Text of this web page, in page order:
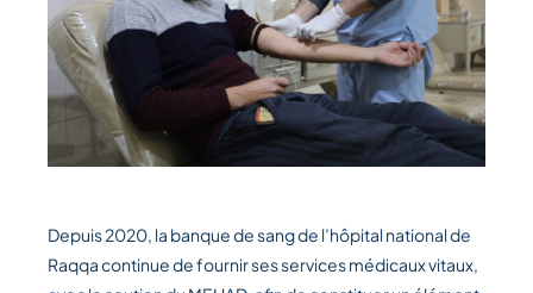
Depuis 2020, la banque de sang de l’hôpital national de
Raqqa continue de fournir ses services médicaux vitaux,